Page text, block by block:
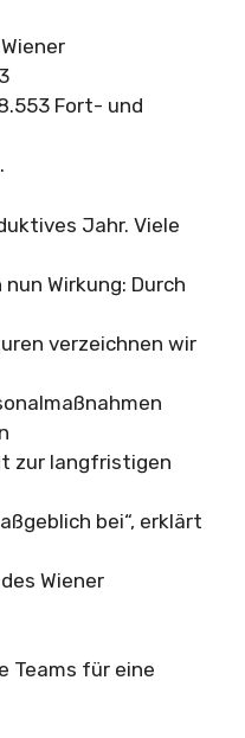
Fort- und
Jahr. Viele
Wirkung: Durch
verzeichnen wir
zur langfristigen
bei“, erklärt
Wiener
Teams für eine